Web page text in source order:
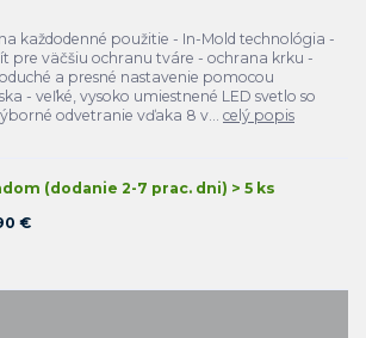
každodenné použitie - In-Mold technológia -
pre väčšiu ochranu tváre - ochrana krku -
a presné nastavenie pomocou
- veľké, vysoko umiestnené LED svetlo so
odvetranie vďaka 8 v... celý popis
(dodanie 2-7 prac. dni) > 5 ks
€